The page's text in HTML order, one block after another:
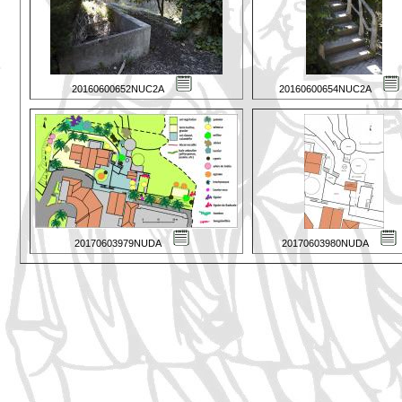
20160600652NUC2A 20160600654NUC2A
20170603979NUDA 20170603980NUDA